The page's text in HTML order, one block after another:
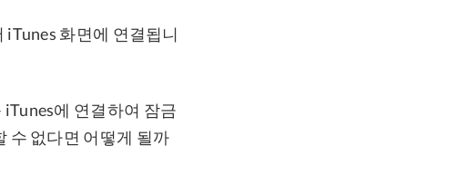
화면에 연결됩니
에 연결하여 잠금
수 없다면 어떻게 될까